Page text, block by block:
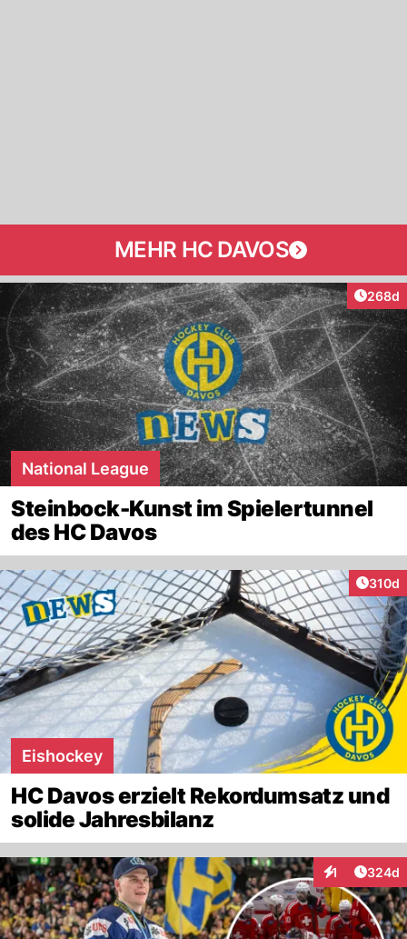
MEHR HC DAVOS
268d
National League
Steinbock-Kunst im Spielertunnel
des HC Davos
310d
Eishockey
HC Davos erzielt Rekordumsatz und
solide Jahresbilanz
1
Interaktionen
324d